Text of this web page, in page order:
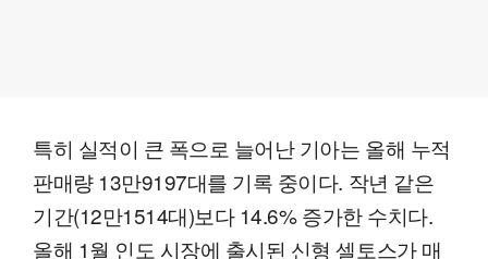
특히 실적이 큰 폭으로 늘어난 기아는 올해 누적
판매량 13만9197대를 기록 중이다. 작년 같은
기간(12만1514대)보다 14.6% 증가한 수치다.
올해 1월 인도 시장에 출시된 신형 셀토스가 매